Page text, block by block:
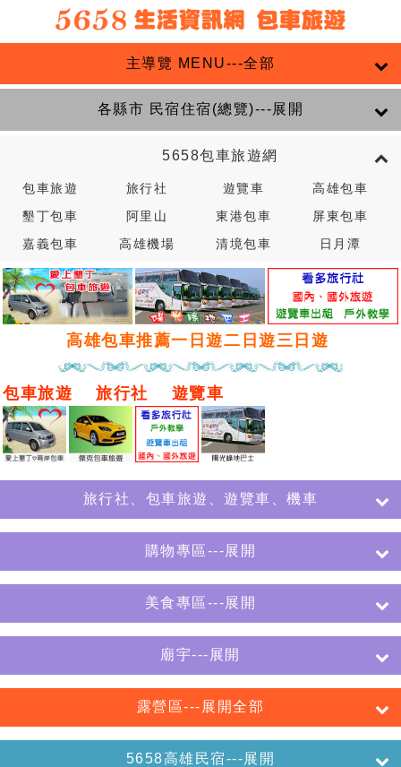
主導覽 MENU---全部
各縣市 民宿住宿(總覽)---展開
5658包車旅遊網
包車旅遊 旅行社 遊覽車 高雄包車
墾丁包車 阿里山 東港包車 屏東包車
嘉義包車 高雄機場 清境包車 日月潭
高雄包車推薦一日遊二日遊三日遊
包車旅遊 旅行社 遊覽車
旅行社、包車旅遊、遊覽車、機車
購物專區---展開
美食專區---展開
廟宇---展開
露營區---展開全部
5658高雄民宿---展開